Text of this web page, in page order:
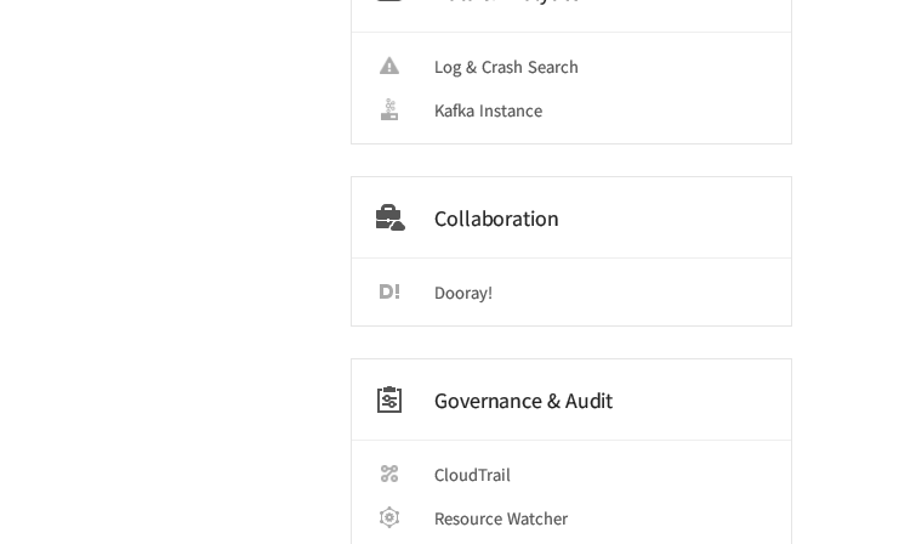
Log & Crash Search
Kafka Instance
Collaboration
Dooray!
Governance & Audit
CloudTrail
Resource Watcher